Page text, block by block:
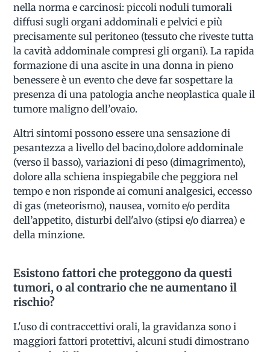
nella norma e carcinosi: piccoli noduli tumorali
diffusi sugli organi addominali e pelvici e più
precisamente sul peritoneo (tessuto che riveste tutta
la cavità addominale compresi gli organi). La rapida
formazione di una ascite in una donna in pieno
benessere è un evento che deve far sospettare la
presenza di una patologia anche neoplastica quale il
tumore maligno dell’ovaio.
Altri sintomi possono essere una sensazione di
pesantezza a livello del bacino,dolore addominale
(verso il basso), variazioni di peso (dimagrimento),
dolore alla schiena inspiegabile che peggiora nel
tempo e non risponde ai comuni analgesici, eccesso
di gas (meteorismo), nausea, vomito e/o perdita
dell’appetito, disturbi dell'alvo (stipsi e/o diarrea) e
della minzione.
Esistono fattori che proteggono da questi
tumori, o al contrario che ne aumentano il
rischio?
L'uso di contraccettivi orali, la gravidanza sono i
maggiori fattori protettivi, alcuni studi dimostrano